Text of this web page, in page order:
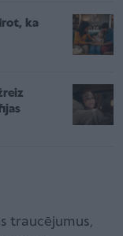
ka
traucējumus,